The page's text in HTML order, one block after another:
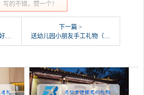
写的不错，赞一个！
）
下一篇 >
送幼儿园小朋友手工礼物（幼儿园互赠手工小礼物）